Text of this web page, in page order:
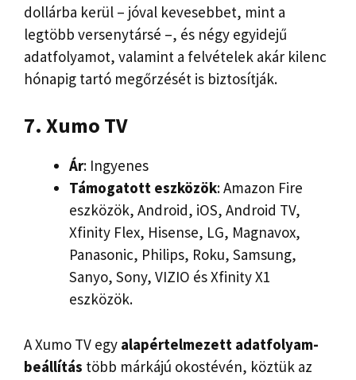
dollárba kerül – jóval kevesebbet, mint a
legtöbb versenytársé –, és négy egyidejű
adatfolyamot, valamint a felvételek akár kilenc
hónapig tartó megőrzését is biztosítják.
7. Xumo TV
Ár: Ingyenes
Támogatott eszközök: Amazon Fire
eszközök, Android, iOS, Android TV,
Xfinity Flex, Hisense, LG, Magnavox,
Panasonic, Philips, Roku, Samsung,
Sanyo, Sony, VIZIO és Xfinity X1
eszközök.
A Xumo TV egy alapértelmezett adatfolyam-
beállítás több márkájú okostévén, köztük az